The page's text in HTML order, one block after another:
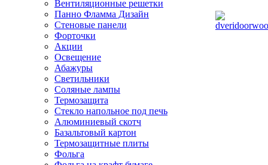
Вентиляционные решетки
Панно Фламма Дизайн
Стеновые панели
Форточки
Акции
Освещение
Абажуры
Светильники
Соляные лампы
Термозащита
Стекло напольное под печь
Алюминиевый скотч
Базальтовый картон
Термозащитные плиты
Фольга